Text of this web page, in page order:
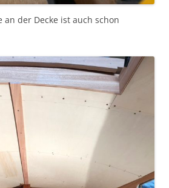
an der Decke ist auch schon